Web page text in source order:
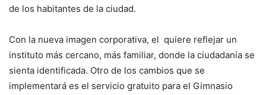
de los habitantes de la ciudad.
Con la nueva imagen corporativa, el quiere reflejar un
instituto más cercano, más familiar, donde la ciudadanía se
sienta identificada. Otro de los cambios que se
implementará es el servicio gratuito para el Gimnasio